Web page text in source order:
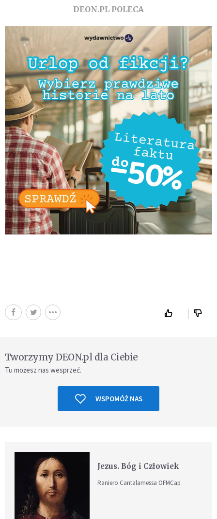
DEON.PL POLECA
Tworzymy DEON.pl dla Ciebie
Tu możesz nas wesprzeć.
WSPOMÓŻ NAS
Jezus. Bóg i Człowiek
Raniero Cantalamessa OFMCap